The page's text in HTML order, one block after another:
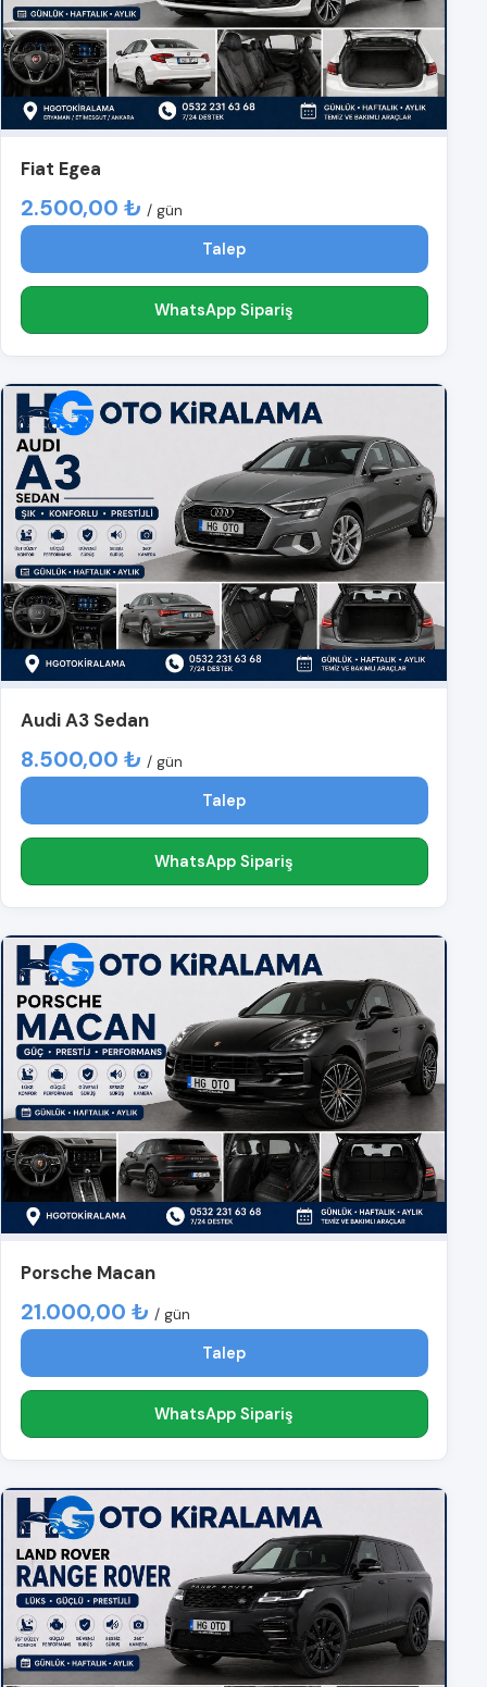
Fiat Egea
2.500,00 ₺ / gün
Talep
WhatsApp Sipariş
Audi A3 Sedan
8.500,00 ₺ / gün
Talep
WhatsApp Sipariş
Porsche Macan
21.000,00 ₺ / gün
Talep
WhatsApp Sipariş